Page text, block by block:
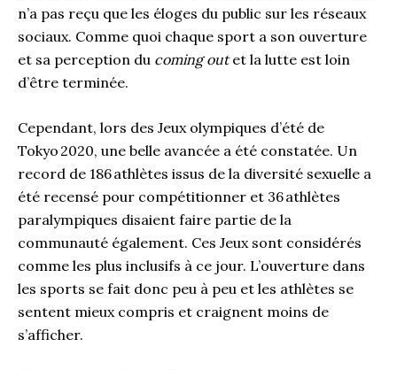
n’a pas reçu que les éloges du public sur les réseaux
sociaux. Comme quoi chaque sport a son ouverture
et sa perception du coming outet la lutte est loin
d’être terminée.
Cependant, lors des Jeux olympiques d’été de
Tokyo 2020, une belle avancée a été constatée. Un
record de 186 athlètes issus de la diversité sexuelle a
été recensé pour compétitionner et 36 athlètes
paralympiques disaient faire partie de la
communauté également. Ces Jeux sont considérés
comme les plus inclusifs à ce jour. L’ouverture dans
les sports se fait donc peu à peu et les athlètes se
sentent mieux compris et craignent moins de
s’afficher.